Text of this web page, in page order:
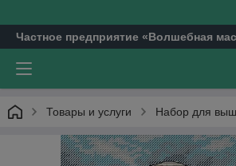
Частное предприятие «Волшебная
Товары и услуги Набор для